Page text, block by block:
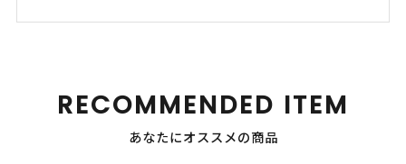
RECOMMENDED ITEM
あなたにオススメの商品